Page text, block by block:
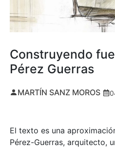
Construyendo
Pérez Guerras
MARTÍN SANZ MOROS
El texto es una
Pérez-Guerras, arquitecto,